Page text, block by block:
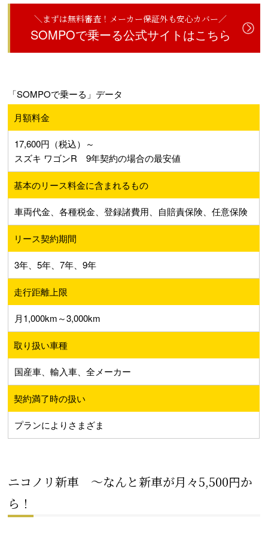
＼まずは無料審査！メーカー保証外も安心カバー／
SOMPOで乗ーる公式サイトはこちら
「SOMPOで乗ーる」データ
月額料金
17,600円（税込）～
スズキ ワゴンR 9年契約の場合の最安値
基本のリース料金に含まれるもの
車両代金、各種税金、登録諸費用、自賠責保険、任意保険
リース契約期間
3年、5年、7年、9年
走行距離上限
月1,000km～3,000km
取り扱い車種
国産車、輸入車、全メーカー
契約満了時の扱い
プランによりさまざま
ニコノリ新車 ～なんと新車が月々5,500円か
ら！